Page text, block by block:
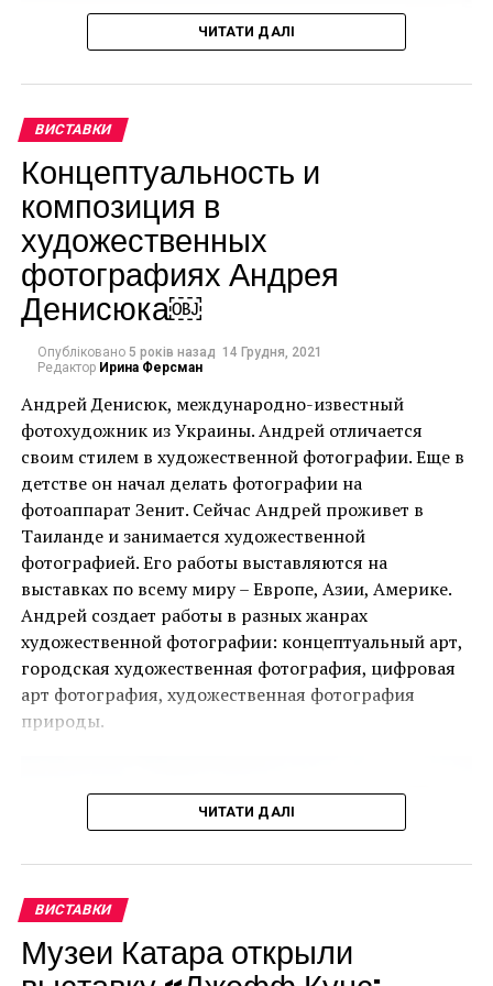
Юра, а в 1761 году изготовил алтарь для
парафиального костела в Монастыриске. Одним из
творчества Пинзеля был бывший директор
Львовской национальной галереи искусств Герой
Украины Борис Возницкий.
Ця подія, яку не можна пропустити, дала
можливість поціновувачам мистецтва придбати
деякі з найбільш інвестиційно привабливих творів
ще до того, як ярмарок відкрився для публіки.
Однією з найяскравіших подій ярмарку стала
виставка двадцяти чотирьох вибраних робіт
Руперта Гарсії, одного з найвідоміших художників-
чикано, представлених колекцією спадщини
директор і куратор музею, за підтримки Bourlet Art
Ще одним помітним аспектом ярмарку був
Artsy.net, офіційний онлайн-партнер PBM+C, який
дозволив колекціонерам та любителям мистецтва
переглядати стенди учасників, робити запити на
продаж та отримувати доступ до інформації про
ЧИТАТИ ДАЛІ
ВИСТАВКИ
Концептуальность и
композиция в
художественных
фотографиях Андрея
Денисюка￼
Опубліковано 5 років назад 14 Грудня, 2021
Редактор Ирина Ферсман
Андрей Денисюк, международно-известный
фотохудожник из Украины. Андрей отличается
своим стилем в художественной фотографии. Еще в
детстве он начал делать фотографии на
фотоаппарат Зенит. Сейчас Андрей проживет в
Таиланде и занимается художественной
фотографией. Его работы выставляются на
выставках по всему миру – Европе, Азии, Америке.
Андрей создает работы в разных жанрах
художественной фотографии: концептуальный арт,
городская художественная фотография, цифровая
арт фотография, художественная фотография
природы.
ЧИТАТИ ДАЛІ
ВИСТАВКИ
Музеи Катара открыли